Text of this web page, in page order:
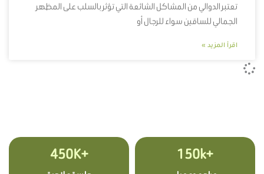
تعتبر الدوالي من المشاكل الشائعة التي تؤثر بالسلب على المظهر
الجمالي للساقين سواء للرجال أو
اقرأ المزيد »
+150k
+450K